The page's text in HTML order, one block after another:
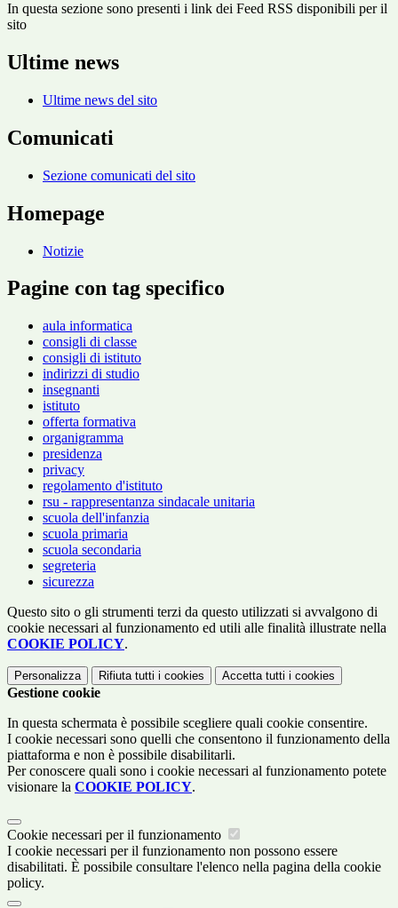
In questa sezione sono presenti i link dei Feed RSS disponibili per il
sito
Ultime news
Ultime news del sito
Comunicati
Sezione comunicati del sito
Homepage
Notizie
Pagine con tag specifico
aula informatica
consigli di classe
consigli di istituto
indirizzi di studio
insegnanti
istituto
offerta formativa
organigramma
presidenza
privacy
regolamento d'istituto
rsu - rappresentanza sindacale unitaria
scuola dell'infanzia
scuola primaria
scuola secondaria
segreteria
sicurezza
Questo sito o gli strumenti terzi da questo utilizzati si avvalgono di
cookie necessari al funzionamento ed utili alle finalità illustrate nella
COOKIE POLICY.
Personalizza Rifiuta tutti i cookies Accetta tutti i cookies
Gestione cookie
In questa schermata è possibile scegliere quali cookie consentire.
I cookie necessari sono quelli che consentono il funzionamento della
piattaforma e non è possibile disabilitarli.
Per conoscere quali sono i cookie necessari al funzionamento potete
visionare la COOKIE POLICY.
Cookie necessari per il funzionamento
I cookie necessari per il funzionamento non possono essere
disabilitati. È possibile consultare l'elenco nella pagina della cookie
policy.